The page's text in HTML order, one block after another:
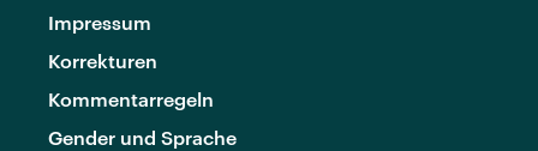
Impressum
Korrekturen
Kommentarregeln
Gender und Sprache